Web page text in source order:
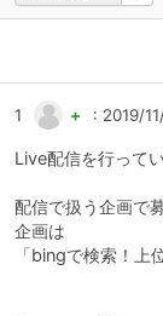
1 + : 2019/
Live配信を行って
配信で扱う企画で
企画は
「bingで検索！上